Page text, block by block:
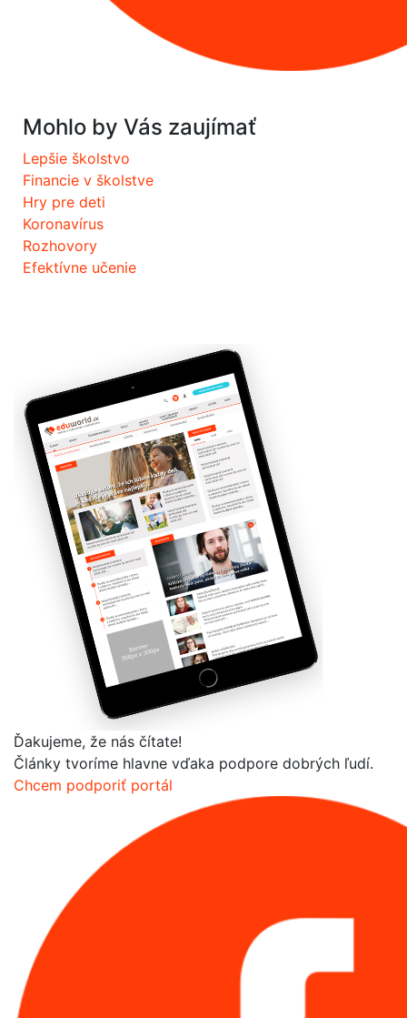
Mohlo by Vás zaujímať
Lepšie školstvo
Financie v školstve
Hry pre deti
Koronavírus
Rozhovory
Efektívne učenie
Ďakujeme, že nás čítate!
Články tvoríme hlavne vďaka podpore dobrých ľudí.
Chcem podporiť portál